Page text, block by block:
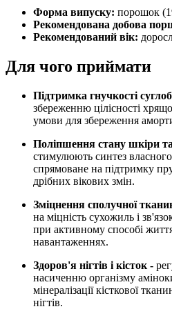
Форма випуску: порошок
Рекомендована добова
Рекомендований вік:
Для чого приймати
Підтримка гнучкості
збереженню цілісності
умови для збереження
Поліпшення стану шкіри
стимулюють синтез
спрямоване на підтримку
дрібних вікових змін.
Зміцнення сполучної
на міцність сухожиль і
при активному способі
навантаженнях.
Здоров'я нігтів і кісток -
насиченню організму
мінералізації кісткової
нігтів.